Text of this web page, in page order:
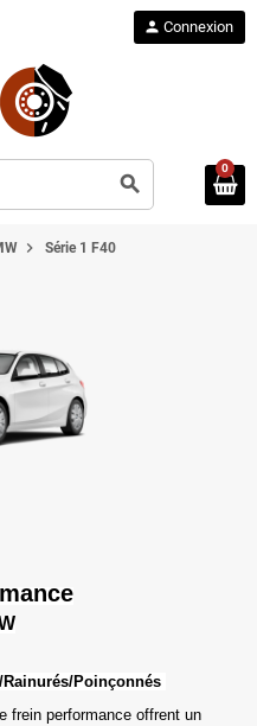
search
person Connexion
0
chevron_right Série 1 F40
Rainurés/Poinçonnés
frein performance offrent un